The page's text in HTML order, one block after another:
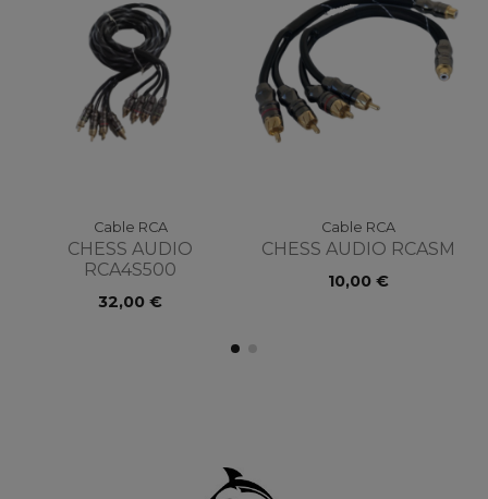
Cable RCA
CHESS AUDIO
RCA4S500
32,00 €
Cable RCA
CHESS AUDIO RCASM
10,00 €